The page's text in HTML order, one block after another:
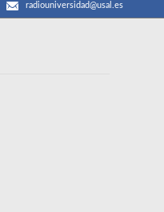
radiouniversidad@usal.es